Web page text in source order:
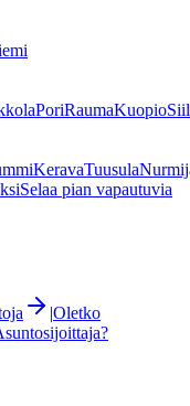
PoriRaumaKuopio
KeravaTuusula
Selaa pian vapautuvia
|Oletko